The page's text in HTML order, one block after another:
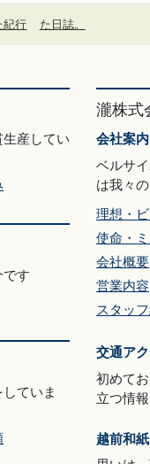
紀行 た日誌。
産してい
す
ていま
瀧株式
会社案内
ベルサ
は我々
理想・
使命・
会社概要
営業内容
スタッ
交通ア
初めて
立つ情報
越前和